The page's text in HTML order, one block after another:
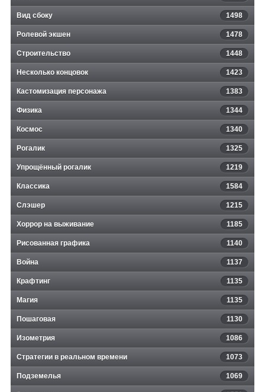
Вид сбоку 1498
Ролевой экшен 1478
Строительство 1448
Несколько концовок 1423
Кастомизация персонажа 1383
Физика 1344
Космос 1340
Рогалик 1325
Упрощённый рогалик 1219
Классика 1584
Слэшер 1215
Хоррор на выживание 1185
Рисованная графика 1140
Война 1137
Крафтинг 1135
Магия 1135
Пошаговая 1130
Изометрия 1086
Стратегии в реальном времени 1073
Подземелья 1069